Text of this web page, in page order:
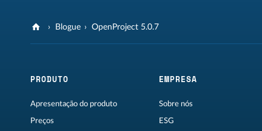
Blogue OpenProject 5.0.7
PRODUTO
Apresentação do produto
Preços
EMPRESA
Sobre nós
ESG